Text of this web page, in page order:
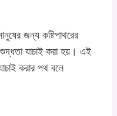
জন্য কষ্টিপাথরের
যাচাই করা হয়। এই
করার পথ বলে